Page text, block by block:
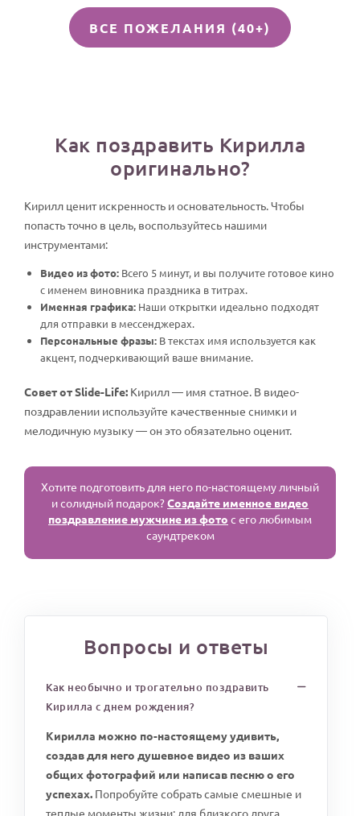
ВСЕ ПОЖЕЛАНИЯ (40+)
Как поздравить Кирилла
оригинально?
Кирилл ценит искренность и основательность. Чтобы
попасть точно в цель, воспользуйтесь нашими
инструментами:
Видео из фото: Всего 5 минут, и вы получите готовое кино
с именем виновника праздника в титрах.
Именная графика: Наши открытки идеально подходят
для отправки в мессенджерах.
Персональные фразы: В текстах имя используется как
акцент, подчеркивающий ваше внимание.
Совет от Slide-Life: Кирилл — имя статное. В видео-
поздравлении используйте качественные снимки и
мелодичную музыку — он это обязательно оценит.
Хотите подготовить для него по-настоящему личный
и солидный подарок?Создайте именное видео
поздравление мужчине из фото с его любимым
саундтреком
Вопросы и ответы
Как необычно и трогательно поздравить
Кирилла с днем рождения?
Кирилла можно по-настоящему удивить,
создав для него душевное видео из ваших
общих фотографий или написав песню о его
успехах. Попробуйте собрать самые смешные и
теплые моменты жизни: для близкого друга